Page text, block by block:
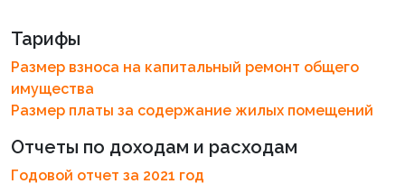
Тарифы
Размер взноса на капитальный ремонт общего
имущества
Размер платы за содержание жилых помещений
Отчеты по доходам и расходам
Годовой отчет за 2021 год